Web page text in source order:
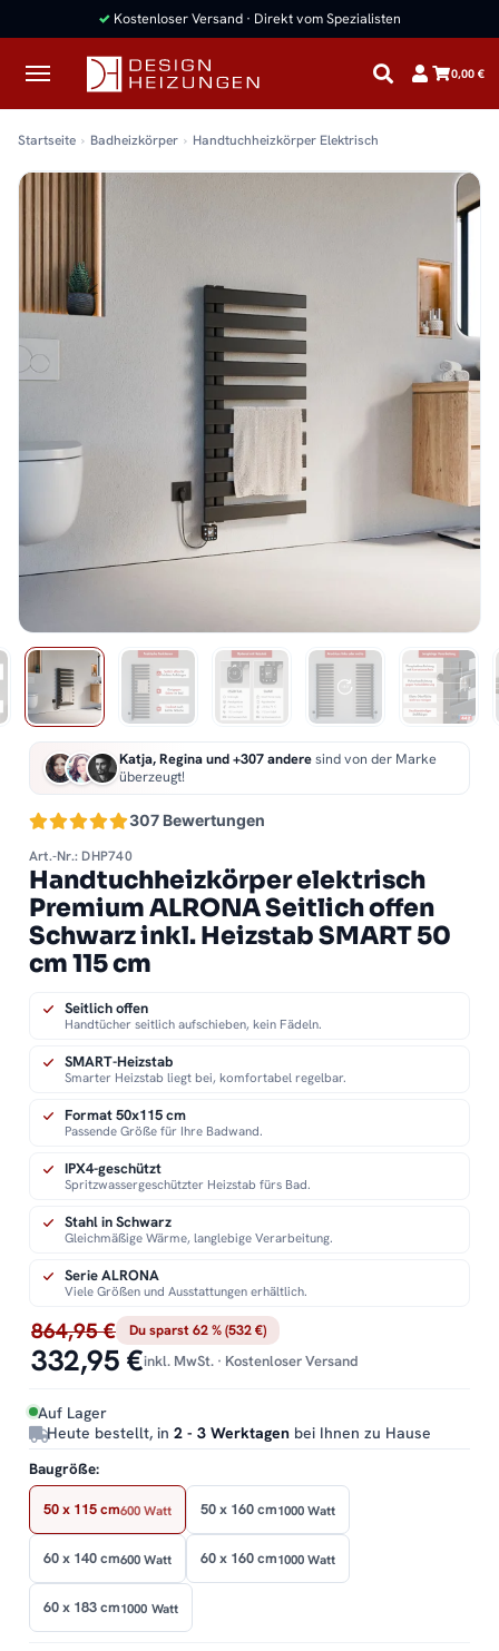
0,00 €
Startseite Badheizkörper Handtuchheizkörper Elektrisch
307 Bewertungen
Katja, Regina und +307 anderesind von der Marke
überzeugt!
Art.-Nr.: DHP740
Handtuchheizkörper elektrisch
Premium ALRONA Seitlich offen
Schwarz inkl. Heizstab SMART 50
cm 115 cm
864,95 € Du sparst 62 % (532 €)
332,95 €inkl. MwSt. · Kostenloser Versand
Auf Lager
Heute bestellt, in 2 - 3 Werktagen bei Ihnen zu Hause
Seitlich offen
Handtücher seitlich aufschieben, kein Fädeln.
SMART-Heizstab
Smarter Heizstab liegt bei, komfortabel regelbar.
Format 50x115 cm
Passende Größe für Ihre Badwand.
IPX4-geschützt
Spritzwassergeschützter Heizstab fürs Bad.
Stahl in Schwarz
Gleichmäßige Wärme, langlebige Verarbeitung.
Serie ALRONA
Viele Größen und Ausstattungen erhältlich.
Baugröße:
50 x 115 cm600 Watt 50 x 160 cm1000 Watt
60 x 140 cm600 Watt 60 x 160 cm1000 Watt
60 x 183 cm1000 Watt